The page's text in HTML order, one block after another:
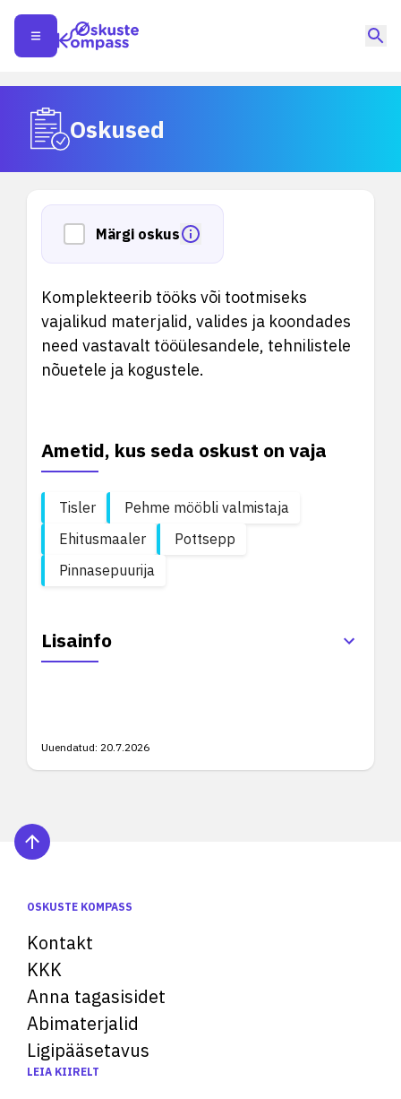
Oskused
Märgi oskus
Komplekteerib tööks või tootmiseks
vajalikud materjalid, valides ja koondades
need vastavalt tööülesandele, tehnilistele
nõuetele ja kogustele.
Ametid, kus seda oskust on vaja
Tisler
Pehme mööbli valmistaja
Ehitusmaaler
Pottsepp
Pinnasepuurija
Lisainfo
Uuendatud: 20.7.2026
OSKUSTE KOMPASS
Kontakt
KKK
Anna tagasisidet
Abimaterjalid
Ligipääsetavus
LEIA KIIRELT